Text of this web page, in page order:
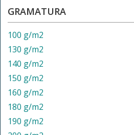
GRAMATURA
100 g/m2
130 g/m2
140 g/m2
150 g/m2
160 g/m2
180 g/m2
190 g/m2